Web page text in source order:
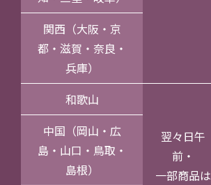
関西（大阪・京
都・滋賀・奈良・
兵庫）
和歌山
翌々日午
前・
一部商品は
中国（岡山・広
島・山口・鳥取・
島根）